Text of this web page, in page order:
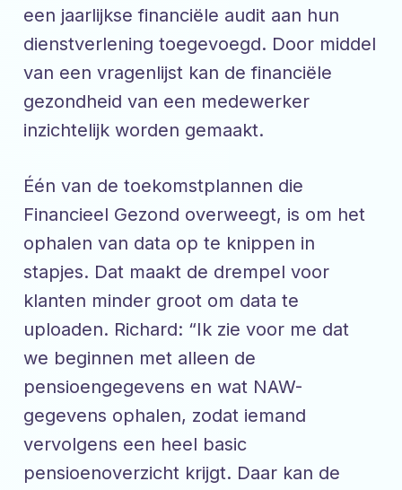
een jaarlijkse financiële audit aan hun
dienstverlening toegevoegd. Door middel
van een vragenlijst kan de financiële
gezondheid van een medewerker
inzichtelijk worden gemaakt.
Één van de toekomstplannen die
Financieel Gezond overweegt, is om het
ophalen van data op te knippen in
stapjes. Dat maakt de drempel voor
klanten minder groot om data te
uploaden. Richard: “Ik zie voor me dat
we beginnen met alleen de
pensioengegevens en wat NAW-
gegevens ophalen, zodat iemand
vervolgens een heel basic
pensioenoverzicht krijgt. Daar kan de